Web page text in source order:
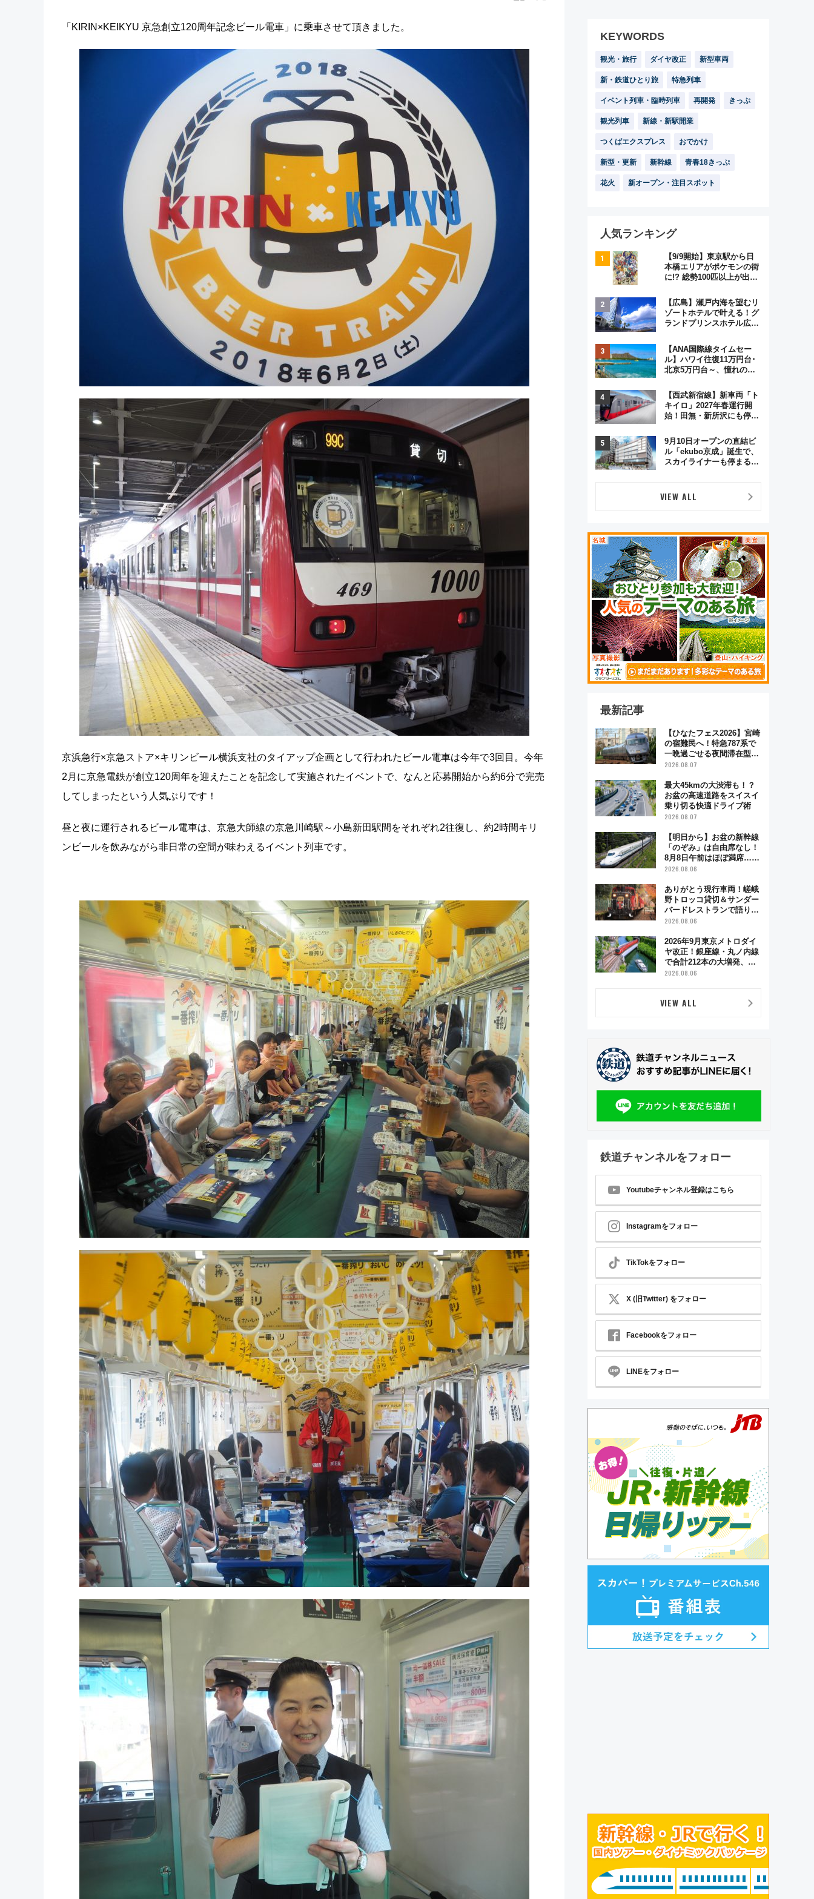
「KIRIN×KEIKYU 京急創立120周年記念ビール電車」に乗車させて頂きました。
京浜急行×京急ストア×キリンビール横浜支社のタイアップ企画として行われたビール電車は今年で3回目。今年
2月に京急電鉄が創立120周年を迎えたことを記念して実施されたイベントで、なんと応募開始から約6分で完売
してしまったという人気ぶりです！
昼と夜に運行されるビール電車は、京急大師線の京急川崎駅～小島新田駅間をそれぞれ2往復し、約2時間キリ
ンビールを飲みながら非日常の空間が味わえるイベント列車です。
KEYWORDS
観光・旅行 ダイヤ改正 新型車両
新・鉄道ひとり旅 特急列車
イベント列車・臨時列車 再開発 きっぷ
観光列車 新線・新駅開業
つくばエクスプレス おでかけ
新型・更新 新幹線 青春18きっぷ
花火 新オープン・注目スポット
人気ランキング
【9/9開始】東京駅から日
本橋エリアがポケモンの街
に!? 総勢100匹以上が出現
格謎解き・グッズ情報まと
め
【広島】瀬戸内海を望むリ
ゾートホテルで叶える！グ
ランドプリンスホテル広島
ジュアルパーティープラン
【ANA国際線タイムセー
ル】ハワイ往復11万円台･
北京5万円台～、憧れのビ
GW旅行まで狙える激アツ
路線まとめ（8/10まで）
【西武新宿線】新車両「ト
キイロ」2027年春運行開
始！田無・新所沢にも停
弾」も
9月10日オープンの直結ビ
ル「ekubo京成」誕生で、
スカイライナーも停まる巨
公開！
VIEW ALL
最新記事
【ひなたフェス2026】宮崎
の宿難民へ！特急787系で
一晩過ごせる夜間滞在型イ
ベント「スワローおひさ
2026.08.07
最大45kmの大渋滞も！？
お盆の高速道路をスイスイ
乗り切る快適ドライブ術
2026.08.07
【明日から】お盆の新幹線
「のぞみ」は自由席なし！
8月8日午前はほぼ満席…で
も数時間ズラせば空きが見
「空席」探しのコツ
2026.08.06
ありがとう現行車両！嵯峨
野トロッコ貸切＆サンダー
バードレストランで語り合
う秋の京都 斉藤雪乃＆福
日「京都の鉄道満喫ツア
ー」開催
2026.08.06
2026年9月東京メトロダイ
ヤ改正！銀座線・丸ノ内線
で合計212本の大増発、混
雑緩和に期待
2026.08.06
VIEW ALL
鉄道チャンネルをフォロー
Youtubeチャンネル登録はこちら
Instagramをフォロー
TikTokをフォロー
X (旧Twitter) をフォロー
Facebookをフォロー
LINEをフォロー